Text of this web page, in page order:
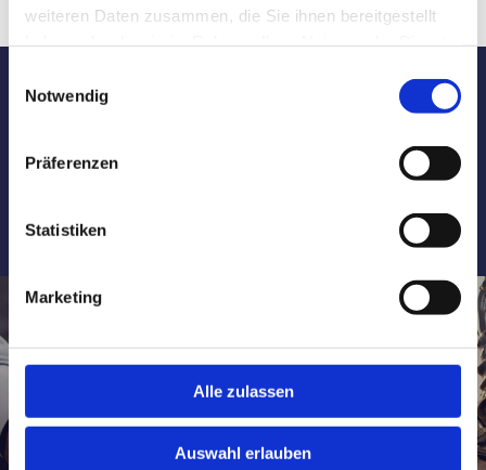
weiteren Daten zusammen, die Sie ihnen bereitgestellt
Notwendig
Präferenzen
Statistiken
Marketing
Alle zulassen
Auswahl erlauben
Sie haben Fragen oder Anregungen? Rufen
Sie uns an:
12.30 & 14.30-16.00 Uhr sowie nach Vereinbarung.
RECHTSGEBIETE
Versicherungsrecht
Strafrecht
Straßenverkehrs- und Unfallrecht